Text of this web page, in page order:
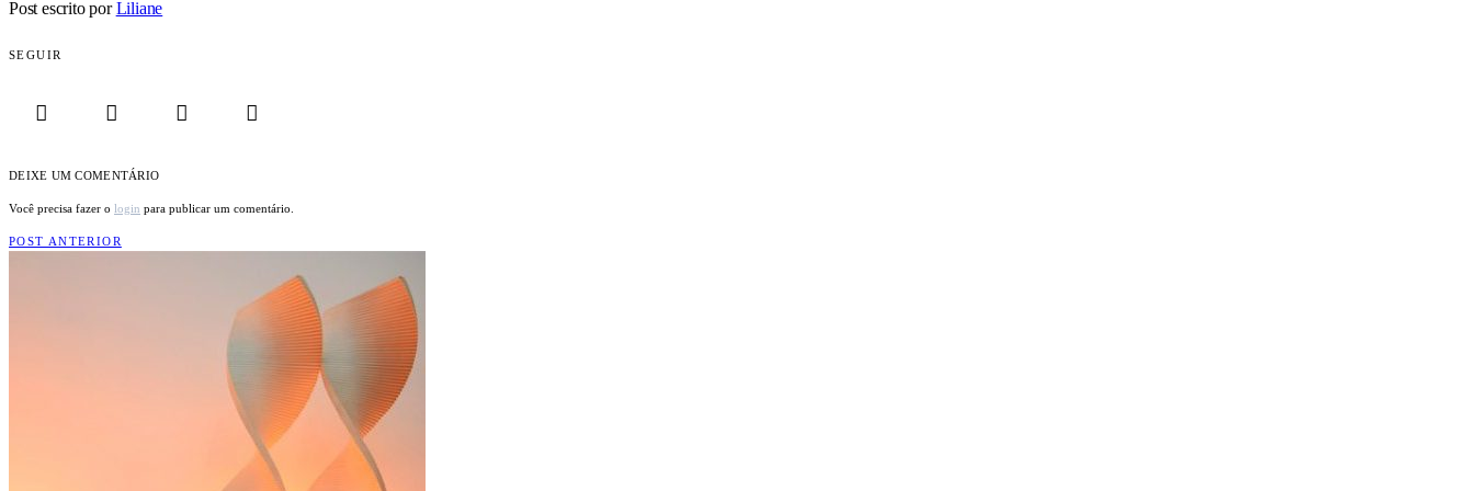
Post escrito por Liliane
SEGUIR
DEIXE UM COMENTÁRIO
Você precisa fazer o login para publicar um comentário.
POST ANTERIOR